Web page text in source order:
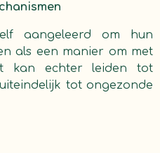
aangeleerd om hun
als een manier om met
kan echter leiden tot
tot ongezonde